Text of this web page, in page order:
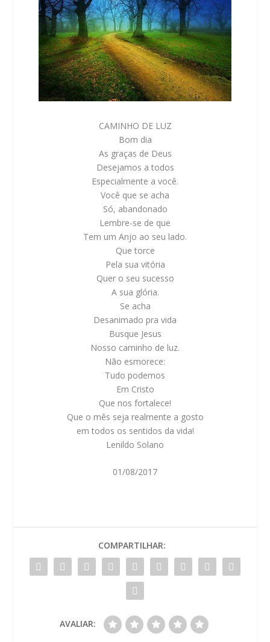
CAMINHO DE LUZ
Bom dia
As graças de Deus
Desejamos a todos
Especialmente a você.
Você que se acha
Só, abandonado
Lembre-se de que
Tem um Anjo ao seu lado.
Que torce
Pela sua vitória
Quer o seu sucesso
A sua glória.
Se acha
Desanimado pra vida
Busque Jesus
Nosso caminho de luz.
Não esmorece:
Tudo podemos
Em Cristo
Que nos fortalece!
Que o mês seja realmente a gosto
em todos os sentidos da vida!
Lenildo Solano
01/08/2017
COMPARTILHAR:
AVALIAR: